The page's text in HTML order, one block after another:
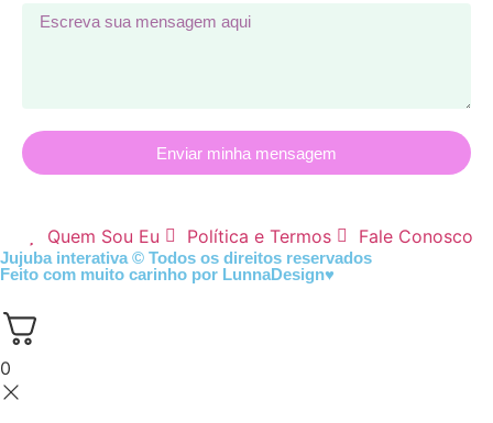
Enviar minha mensagem
Quem Sou Eu Política e Termos Fale Conosco
Jujuba interativa © Todos os direitos reservados
Feito com muito carinho por LunnaDesign♥
0